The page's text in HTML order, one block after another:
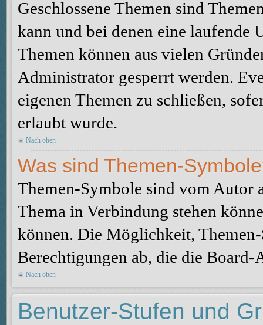
Geschlossene Themen sind
kann und bei denen eine laufende
Themen können aus vielen
Administrator gesperrt werden.
eigenen Themen zu schließen,
erlaubt wurde.
Nach oben
Was sind Themen-
Themen-Symbole sind vom Autor
Thema in Verbindung stehen
können. Die Möglichkeit,
Berechtigungen ab, die die
Nach oben
Benutzer-Stufen und